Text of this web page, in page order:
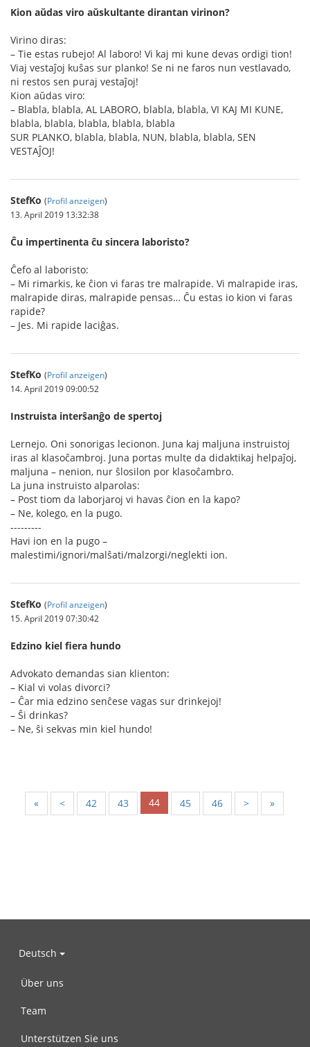
Kion aŭdas viro aŭskultante dirantan virinon?
Virino diras:
– Tie estas rubejo! Al laboro! Vi kaj mi kune devas ordigi tion!
Viaj vestaĵoj kuŝas sur planko! Se ni ne faros nun vestlavado,
ni restos sen puraj vestaĵoj!
Kion aŭdas viro:
– Blabla, blabla, AL LABORO, blabla, blabla, VI KAJ MI KUNE,
blabla, blabla, blabla, blabla, blabla
SUR PLANKO, blabla, blabla, NUN, blabla, blabla, SEN
VESTAĴOJ!
StefKo (Profil anzeigen)
13. April 2019 13:32:38
Ĉu impertinenta ĉu sincera laboristo?
Ĉefo al laboristo:
– Mi rimarkis, ke ĉion vi faras tre malrapide. Vi malrapide iras,
malrapide diras, malrapide pensas… Ĉu estas io kion vi faras
rapide?
– Jes. Mi rapide laciĝas.
StefKo (Profil anzeigen)
14. April 2019 09:00:52
Instruista interŝanĝo de spertoj
Lernejo. Oni sonorigas lecionon. Juna kaj maljuna instruistoj
iras al klasoĉambroj. Juna portas multe da didaktikaj helpaĵoj,
maljuna – nenion, nur ŝlosilon por klasoĉambro.
La juna instruisto alparolas:
– Post tiom da laborjaroj vi havas ĉion en la kapo?
– Ne, kolego, en la pugo.
---------
Havi ion en la pugo –
malestimi/ignori/malŝati/malzorgi/neglekti ion.
StefKo (Profil anzeigen)
15. April 2019 07:30:42
Edzino kiel fiera hundo
Advokato demandas sian klienton:
– Kial vi volas divorci?
– Ĉar mia edzino senĉese vagas sur drinkejoj!
– Ŝi drinkas?
– Ne, ŝi sekvas min kiel hundo!
« < 42 43 44 45 46 > »
Deutsch
Über uns
Team
Unterstützen Sie uns